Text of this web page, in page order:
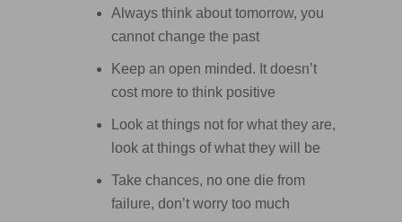
Always think about tomorrow, you
cannot change the past
Keep an open minded. It doesn’t
cost more to think positive
Look at things not for what they are,
look at things of what they will be
Take chances, no one die from
failure, don’t worry too much